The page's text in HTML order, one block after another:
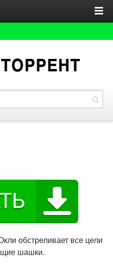
обстреливает все цели
шашки.